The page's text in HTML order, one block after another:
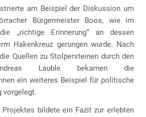
am Beispiel der Diskussion um
Bürgermeister Boos, wie im
„richtige Erinnerung“ an dessen
Hakenkreuz gerungen wurde. Nach
Quellen zu Stolpersteinen durch den
Lauble bekamen die
ein weiteres Beispiel für politische
vorgelegt.
bildete ein Fazit zur erlebten